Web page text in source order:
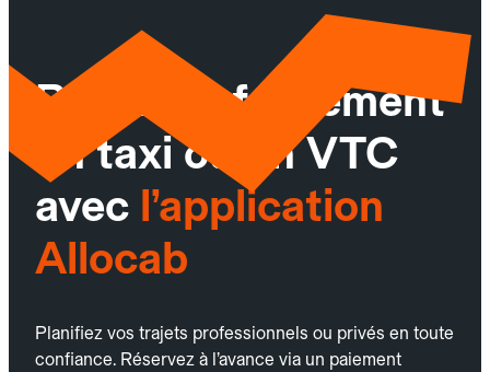
Réservez facilement
un taxi ou un VTC
avec l’application
Allocab
Planifiez vos trajets professionnels ou privés en toute
confiance. Réservez à l’avance via un paiement